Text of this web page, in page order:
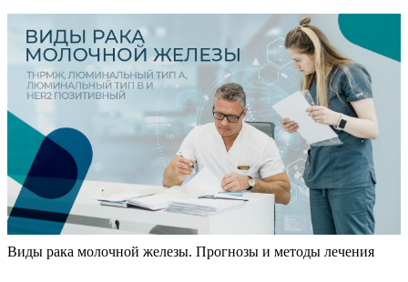
Виды рака молочной железы. Прогнозы и методы лечения